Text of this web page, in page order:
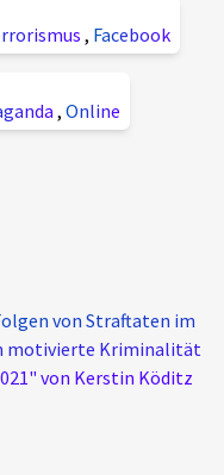
, Facebook
, Online
von Straftaten im
motivierte Kriminalität
von Kerstin Köditz